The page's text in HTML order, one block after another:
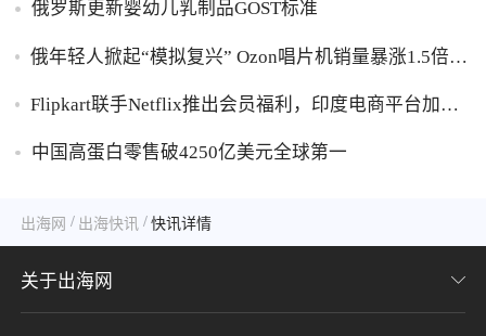
俄罗斯更新婴幼儿乳制品GOST标准
俄年轻人掀起“模拟复兴” Ozon唱片机销量暴涨1.5倍黑
Flipkart联手Netflix推出会员福利，印度电商平台加码
中国高蛋白零售破4250亿美元全球第一
出海网 / 出海快讯 / 快讯详情
关于出海网